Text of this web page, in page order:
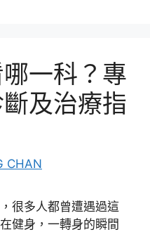
一科？專
及治療指
CHAN
很多人都曾遭遇過這
健身，一轉身的瞬間